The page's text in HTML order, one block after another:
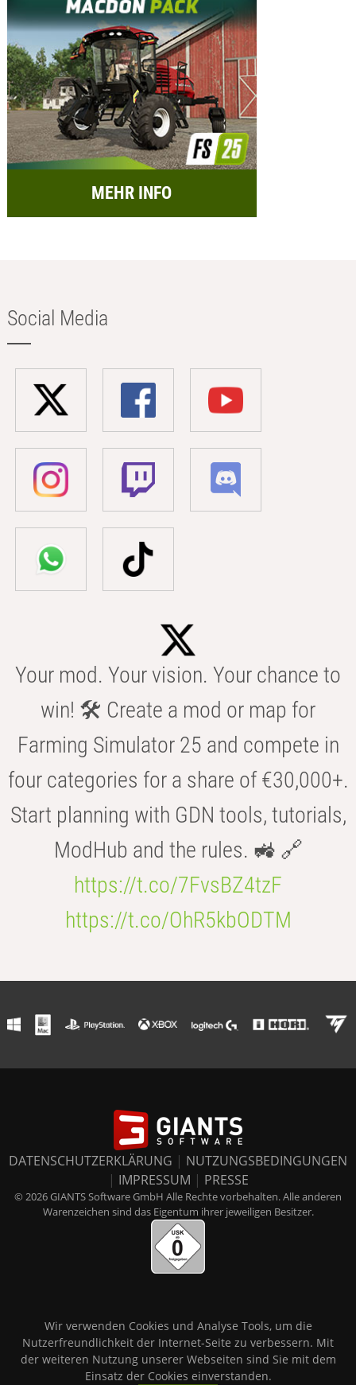
MEHR INFO
Social Media
Your mod. Your vision. Your chance to
win! 🛠️ Create a mod or map for
Farming Simulator 25 and compete in
four categories for a share of €30,000+.
Start planning with GDN tools, tutorials,
ModHub and the rules. 🚜 🔗
https://t.co/7FvsBZ4tzF
https://t.co/OhR5kbODTM
DATENSCHUTZERKLÄRUNG | NUTZUNGSBEDINGUNGEN
| IMPRESSUM | PRESSE
© 2026 GIANTS Software GmbH Alle Rechte vorbehalten. Alle anderen
Warenzeichen sind das Eigentum ihrer jeweiligen Besitzer.
Wir verwenden Cookies und Analyse Tools, um die
Nutzerfreundlichkeit der Internet-Seite zu verbessern. Mit
der weiteren Nutzung unserer Webseiten sind Sie mit dem
Einsatz der Cookies einverstanden.